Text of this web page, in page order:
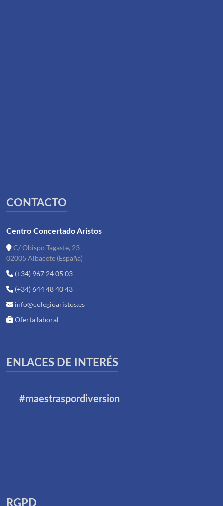
CONTACTO
Centro Concertado Aristos
C/ Obispo Tagaste, 23
02005 Albacete (España)
(+34) 967 24 05 03
(+34) 644 48 40 43
info@colegioaristos.es
Oferta laboral
ENLACES DE INTERÉS
#maestraspordiversion
RGPD